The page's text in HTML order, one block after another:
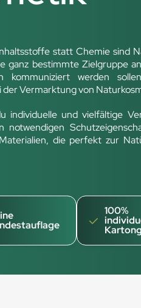
statt Chemie sind
ganz bestimmte Zielgruppe
werden
der Vermarktung von
individuelle und vielfältige
notwendigen
die perfekt zur
100%